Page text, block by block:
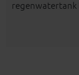
regenwatertank